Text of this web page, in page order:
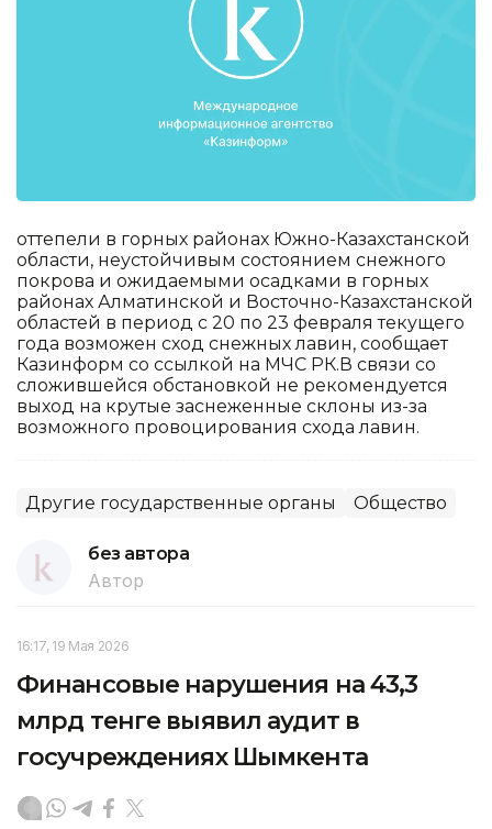
оттепели в горных районах Южно-Казахстанской
области, неустойчивым состоянием снежного
покрова и ожидаемыми осадками в горных
районах Алматинской и Восточно-Казахстанской
областей в период с 20 по 23 февраля текущего
года возможен сход снежных лавин, сообщает
Казинформ со ссылкой на МЧС РК.В связи со
сложившейся обстановкой не рекомендуется
выход на крутые заснеженные склоны из-за
возможного провоцирования схода лавин.
Другие государственные органы Общество
без автора
Автор
16:17, 19 Мая 2026
Финансовые нарушения на 43,3
млрд тенге выявил аудит в
госучреждениях Шымкента